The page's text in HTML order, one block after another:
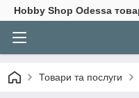
Hobbу Shop Odessa
Товари та послуги